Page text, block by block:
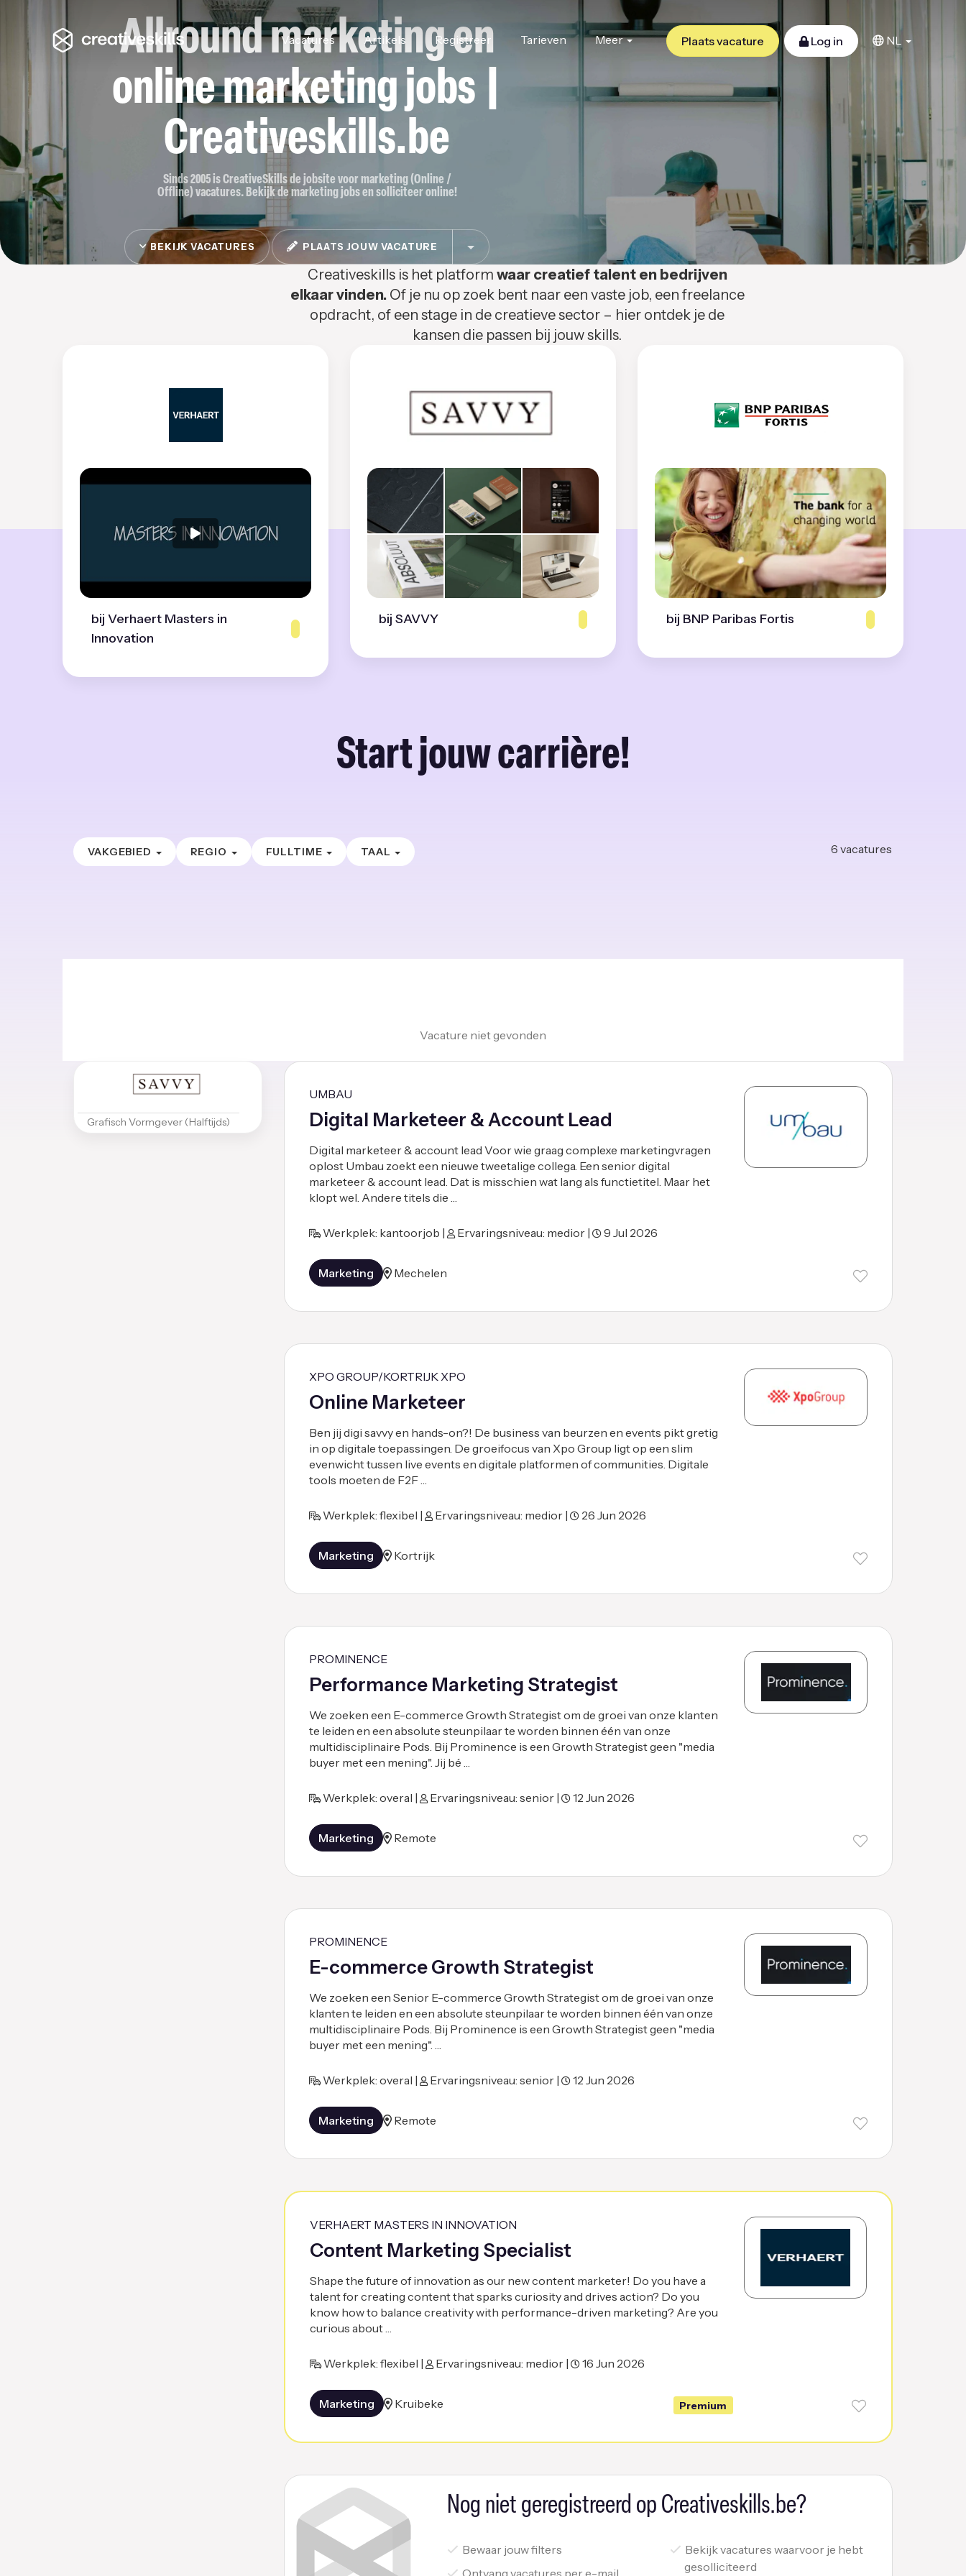
Vacatures Artikels Registreer Tarieven Meer Plaats vacature Log in NL
Allround marketing en
online marketing jobs |
Creativeskills.be
Sinds 2005 is CreativeSkills de jobsite voor marketing (Online /
Offline) vacatures. Bekijk de marketing jobs en solliciteer online!
BEKIJK VACATURES PLAATS JOUW VACATURE
Creativeskills is het platform waar creatief talent en bedrijven
elkaar vinden. Of je nu op zoek bent naar een vaste job, een freelance
opdracht, of een stage in de creatieve sector – hier ontdek je de
kansen die passen bij jouw skills.
bij Verhaert Masters in
Innovation
bij SAVVY bij BNP Paribas Fortis
Start jouw carrière!
VAKGEBIED REGIO FULLTIME TAAL 6 vacatures
Vacature niet gevonden
Grafisch Vormgever (Halftijds)
UMBAU
Digital Marketeer & Account Lead
Digital marketeer & account lead Voor wie graag complexe marketingvragen
oplost Umbau zoekt een nieuwe tweetalige collega. Een senior digital
marketeer & account lead. Dat is misschien wat lang als functietitel. Maar het
klopt wel. Andere titels die …
Werkplek: kantoorjob | Ervaringsniveau: medior | 9 Jul 2026
Marketing Mechelen
XPO GROUP/KORTRIJK XPO
Online Marketeer
Ben jij digi savvy en hands-on?! De business van beurzen en events pikt gretig
in op digitale toepassingen. De groeifocus van Xpo Group ligt op een slim
evenwicht tussen live events en digitale platformen of communities. Digitale
tools moeten de F2F …
Werkplek: flexibel | Ervaringsniveau: medior | 26 Jun 2026
Marketing Kortrijk
PROMINENCE
Performance Marketing Strategist
We zoeken een E-commerce Growth Strategist om de groei van onze klanten
te leiden en een absolute steunpilaar te worden binnen één van onze
multidisciplinaire Pods. Bij Prominence is een Growth Strategist geen "media
buyer met een mening". Jij bé …
Werkplek: overal | Ervaringsniveau: senior | 12 Jun 2026
Marketing Remote
PROMINENCE
E-commerce Growth Strategist
We zoeken een Senior E-commerce Growth Strategist om de groei van onze
klanten te leiden en een absolute steunpilaar te worden binnen één van onze
multidisciplinaire Pods. Bij Prominence is een Growth Strategist geen "media
buyer met een mening". …
Werkplek: overal | Ervaringsniveau: senior | 12 Jun 2026
Marketing Remote
VERHAERT MASTERS IN INNOVATION
Content Marketing Specialist
Shape the future of innovation as our new content marketer! Do you have a
talent for creating content that sparks curiosity and drives action? Do you
know how to balance creativity with performance-driven marketing? Are you
curious about …
Werkplek: flexibel | Ervaringsniveau: medior | 16 Jun 2026
Marketing Kruibeke Premium
Nog niet geregistreerd op Creativeskills.be?
Bewaar jouw filters
Bekijk vacatures waarvoor je hebt
gesolliciteerd